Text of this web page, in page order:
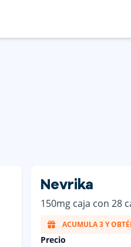
Nevrika
150mg caja con 28
ACUMULA 3 Y
Precio